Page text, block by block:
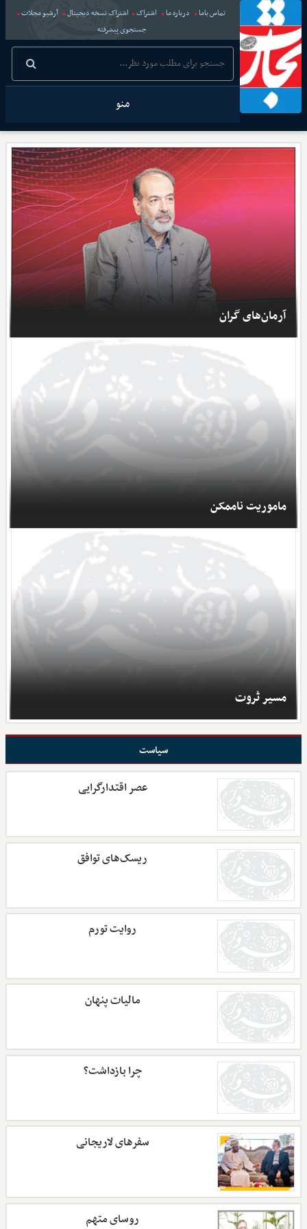
تماس باما درباره ما اشتراک اشتراک نسخه دیجیتال
آرشیو مجلات
جستجوی پیشرفته
منو
آرمان‌های گران
ماموریت ناممکن
مسیر ثروت
سیاست
عصر اقتدارگرایی
ریسک‌های توافق
روایت تورم
مالیات پنهان
چرا بازداشت؟
سفرهای لاریجانی
روسای متهم